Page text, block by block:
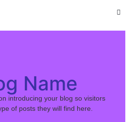
Name
introducing your blog so visitors
of posts they will find here.